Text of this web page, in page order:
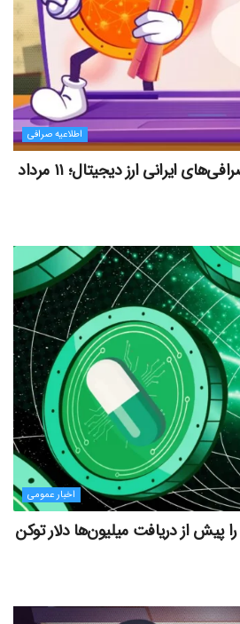
اطلاعیه صرافی
اطلاعیه و اتفاقات مهم صرافی‌های ایرانی ارز دیجیتال؛ ۱۱ مرداد
اخبار عمومی
پیش از دریافت میلیون‌ها دلار توکن